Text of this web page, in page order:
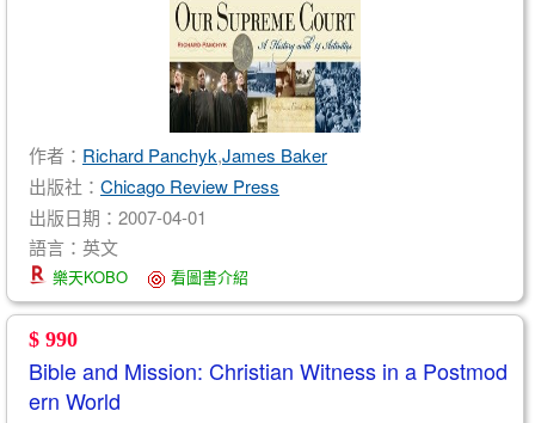
作者： Richard Panchyk,James Baker
出版社： Chicago Review Press
出版日期：2007-04-01
語言：英文
樂天KOBO 看圖書介紹
$ 990
Bible and Mission: Christian Witness in a Postmod
ern World